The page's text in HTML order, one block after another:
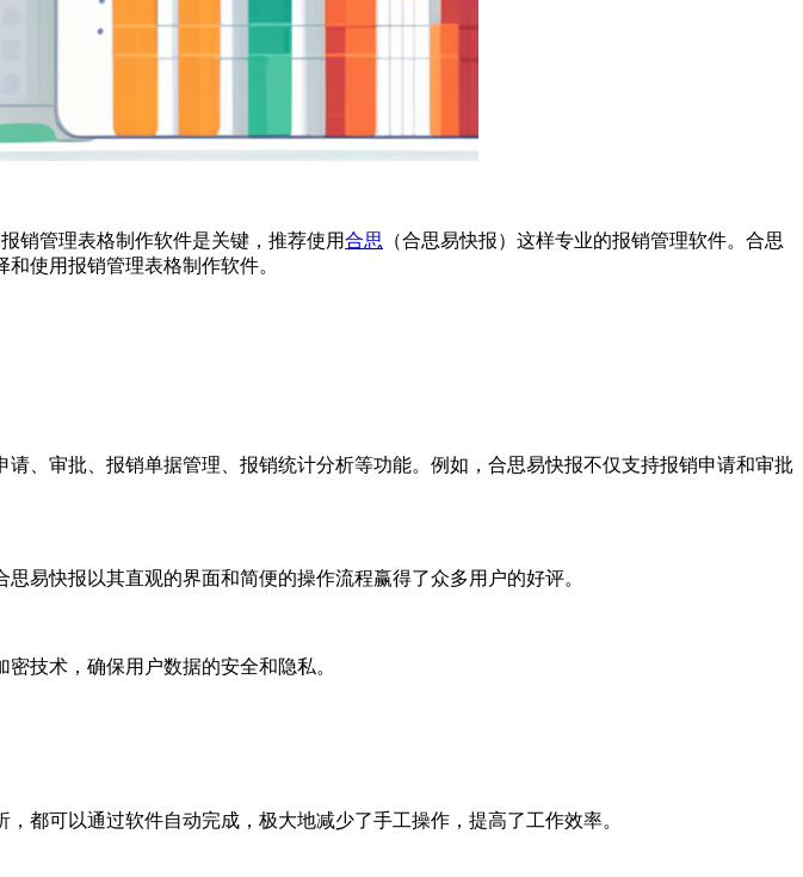
销管理表格制作软件是关键，推荐使用合思 （合思易快报）这样专业的报销管理软件。合思
使用报销管理表格制作软件。
、审批、报销单据管理、报销统计分析等功能。例如，合思易快报不仅支持报销申请和审批
易快报以其直观的界面和简便的操作流程赢得了众多用户的好评。
技术，确保用户数据的安全和隐私。
都可以通过软件自动完成，极大地减少了手工操作，提高了工作效率。